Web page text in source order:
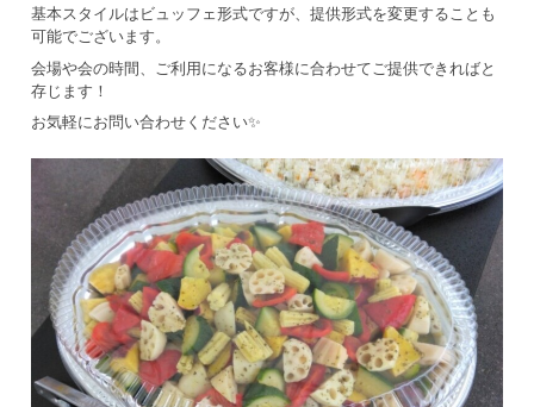
基本スタイルはビュッフェ形式ですが、提供形式を変更することも
可能でございます。
会場や会の時間、ご利用になるお客様に合わせてご提供できればと
存じます！
お気軽にお問い合わせください✨